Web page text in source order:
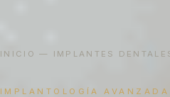
INICIO — IMPLANTES
IMPLANTOLOGÍA AVANZADA